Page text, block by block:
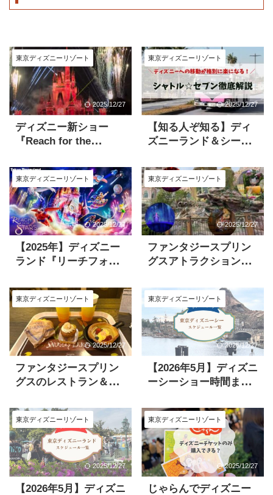
東京ディズニーリゾート
2025/12/27
ディズニー新ショー
『Reach for the
は100種類以上！！
東京ディズニーリゾート
2025/12/27
【知る人ぞ知る】ディ
ズニーランド＆シーに
ブンを徹底解説
東京ディズニーリゾート
2025/12/27
【2025年】ディズニー
ランド『リーチフォー
ら？鑑賞エリアやおす
すめ鑑賞場所まで
東京ディズニーリゾート
2025/12/27
ファンタジースプリン
グスアトラクション一
画付】
東京ディズニーリゾート
2025/12/27
ファンタジースプリン
グスのレストラン＆メ
法も解説
東京ディズニーリゾート
2025/12/27
【2026年5月】ディズニ
ーシーショー時間まと
計画を立てよう
東京ディズニーリゾート
2025/12/27
【2026年5月】ディズニ
東京ディズニーリゾート
2025/12/27
じゃらんでディズニー